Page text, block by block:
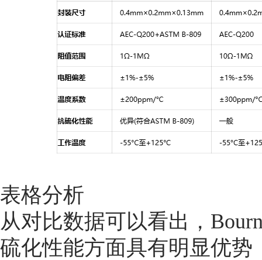
表格分析
从对比数据可以看出，
硫化性能方面具有明显优势